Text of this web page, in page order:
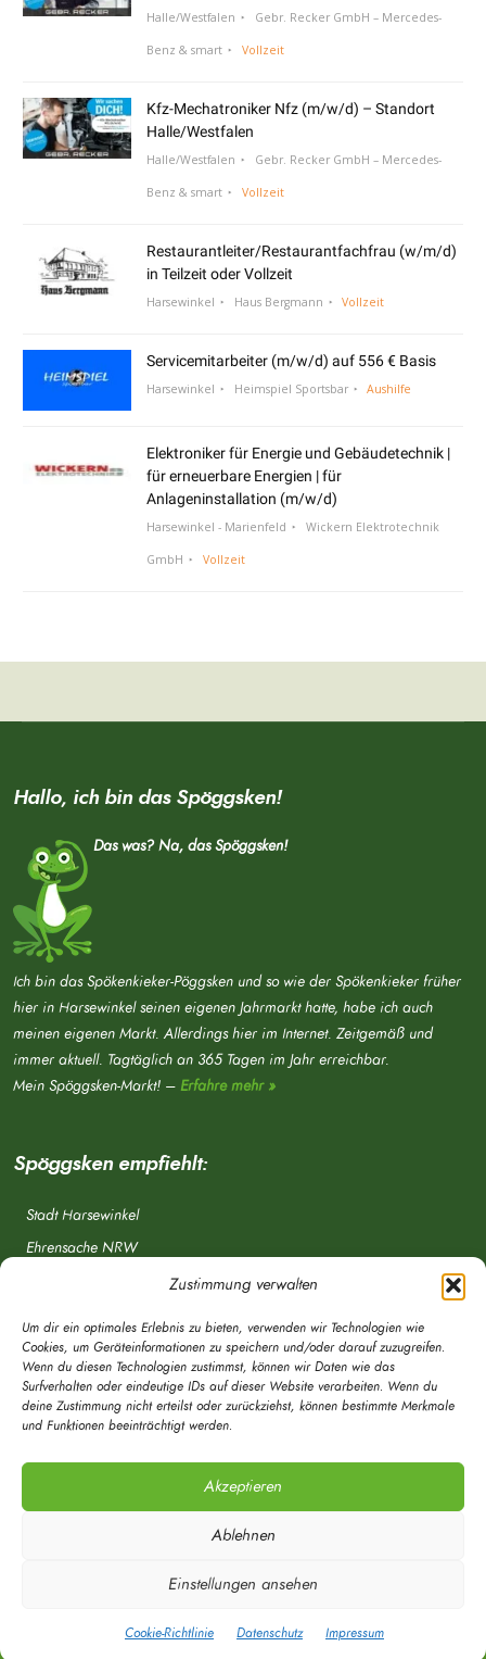
Zustimmung verwalten
Um dir ein optimales Erlebnis zu bieten, verwenden wir Technologien wie
Cookies, um Geräteinformationen zu speichern und/oder darauf zuzugreifen.
Wenn du diesen Technologien zustimmst, können wir Daten wie das
Surfverhalten oder eindeutige IDs auf dieser Website verarbeiten. Wenn du
deine Zustimmung nicht erteilst oder zurückziehst, können bestimmte Merkmale
und Funktionen beeinträchtigt werden.
Akzeptieren
Ablehnen
Einstellungen ansehen
Cookie-Richtlinie Datenschutz Impressum
Halle/Westfalen Gebr. Recker GmbH – Mercedes-
Benz & smart Vollzeit
Kfz-Mechatroniker Nfz (m/w/d) – Standort
Halle/Westfalen
Halle/Westfalen Gebr. Recker GmbH – Mercedes-
Benz & smart Vollzeit
Restaurantleiter/Restaurantfachfrau (w/m/d)
in Teilzeit oder Vollzeit
Harsewinkel Haus Bergmann Vollzeit
Servicemitarbeiter (m/w/d) auf 556 € Basis
Harsewinkel Heimspiel Sportsbar Aushilfe
Elektroniker für Energie und Gebäudetechnik |
für erneuerbare Energien | für
Anlageninstallation (m/w/d)
Harsewinkel - Marienfeld Wickern Elektrotechnik
GmbH Vollzeit
Hallo, ich bin das Spöggsken!
Das was? Na, das Spöggsken!
Ich bin das Spökenkieker-Pöggsken und so wie der Spökenkieker früher
hier in Harsewinkel seinen eigenen Jahrmarkt hatte, habe ich auch
meinen eigenen Markt. Allerdings hier im Internet. Zeitgemäß und
immer aktuell. Tagtäglich an 365 Tagen im Jahr erreichbar.
Mein Spöggsken-Markt! – Erfahre mehr »
Spöggsken empfiehlt:
Stadt Harsewinkel
Ehrensache NRW
OWL Verkehr
Greffen.de
Verkehrsverein Harsewinkel e. V.
© Mein Spöggsken-Markt | Marketingberatung | Timo Röwekamp 2020 - Alle
Spöggsken RSS Kontakt Datenschutz Impressum